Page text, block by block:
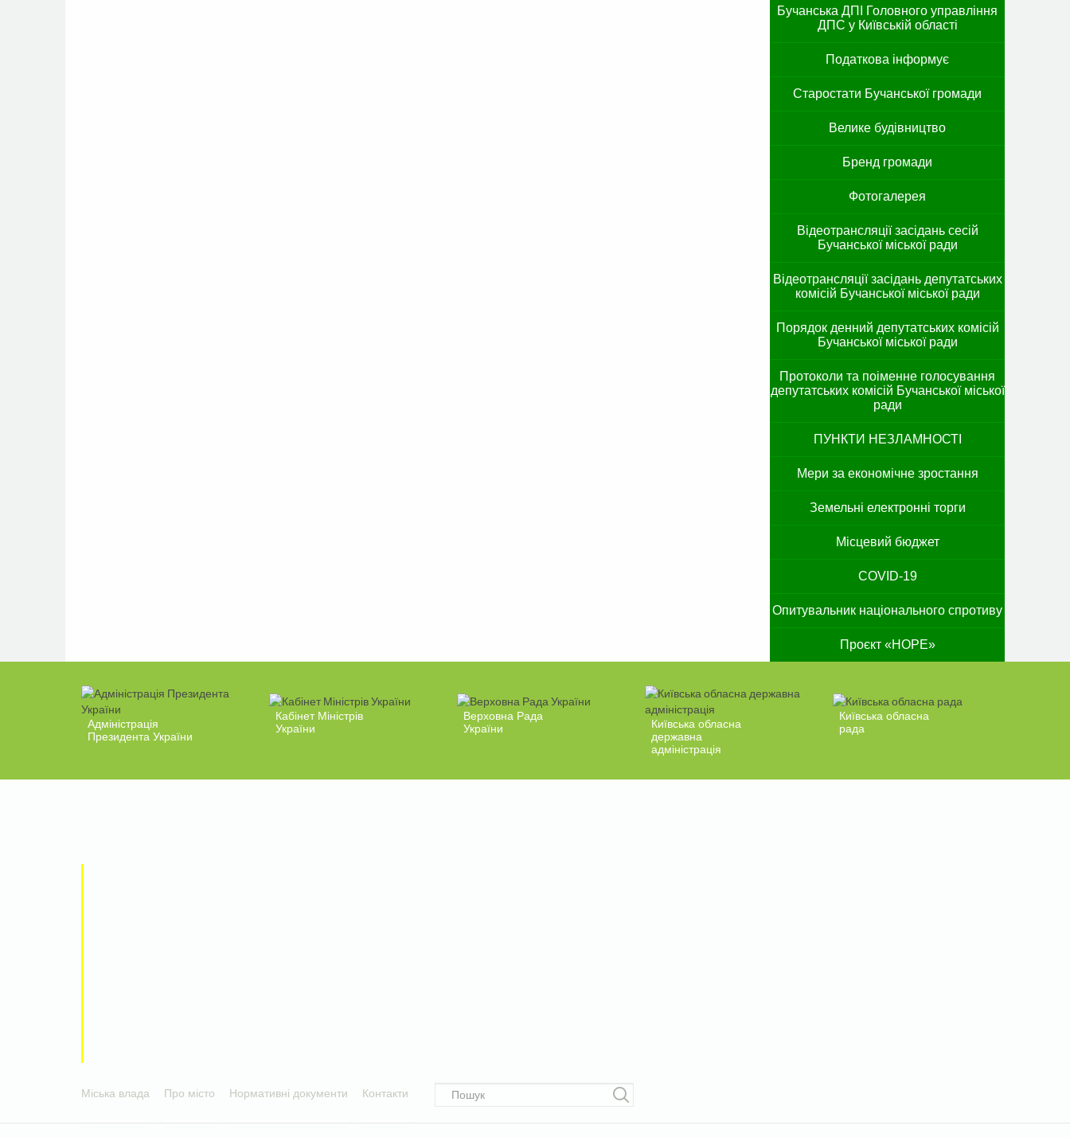
Бучанська ДПІ Головного управління
ДПС у Київській області
Податкова інформує
Старостати Бучанської громади
Велике будівництво
Бренд громади
Фотогалерея
Відеотрансляції засідань сесій
Бучанської міської ради
Відеотрансляції засідань депутатських
комісій Бучанської міської ради
Порядок денний депутатських комісій
Бучанської міської ради
Протоколи та поіменне голосування
депутатських комісій Бучанської міської
ради
ПУНКТИ НЕЗЛАМНОСТІ
Мери за економічне зростання
Земельні електронні торги
Місцевий бюджет
COVID-19
Опитувальник національного спротиву
Проєкт «HOPE»
Адміністрація
Президента України
Кабінет Міністрів
України
Верховна Рада
України
Київська обласна
державна
адміністрація
Київська обласна
рада
Міська влада Про місто Нормативні документи Контакти